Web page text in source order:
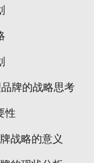
牌的战略思考
性
战略的意义